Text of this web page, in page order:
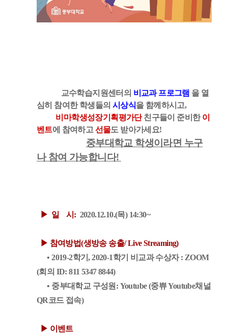
교수학습지원센터의 비교과 프로그램 을 열
심히 참여한 학생들의 시상식을 함께하시고,
비마학생성장기획평가단친구들이 준비한이
벤트에 참여하고 선물도 받아가세요!
중부대학교 학생이라면 누구
나 참여 가능합니다!
▶ 일 시: 2020.12.10.(목) 14:30~
▶ 참여방법(생방송 송출/ Live Streaming)
• 2019-2학기, 2020-1학기 비교과 수상자 : ZOOM
(회의 ID: 811 5347 8844)
• 중부대학교 구성원: Youtube (중쀼 Youtube채널
QR코드 접속)
▶ 이벤트